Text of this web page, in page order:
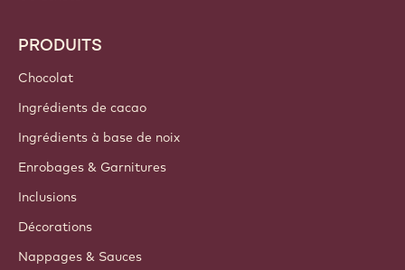
PRODUITS
Chocolat
Ingrédients de cacao
Ingrédients à base de noix
Enrobages & Garnitures
Inclusions
Décorations
Nappages & Sauces